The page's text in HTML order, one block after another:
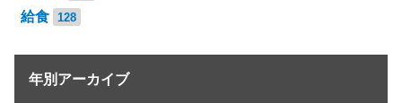
給食 128
年別アーカイブ